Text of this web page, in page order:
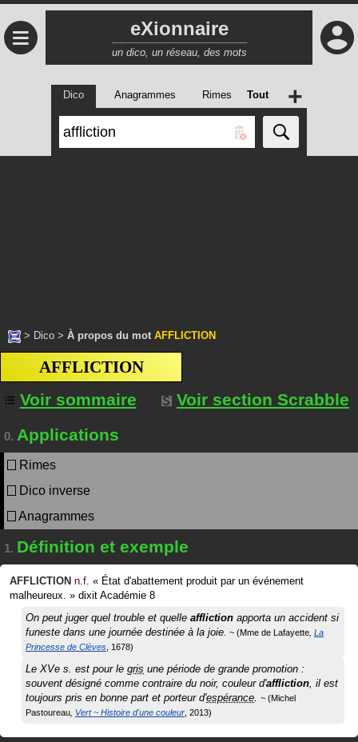
≡ eXionnaire
un dico, un réseau, des mots
Dico Anagrammes Rimes Tout +
> Dico > À propos du mot AFFLICTION
AFFLICTION
Voir sommaire
Voir section Scrabble
0. Applications
Rimes
Dico inverse
Anagrammes
1. Définition et exemple
AFFLICTION n.f. « État d'abattement produit par un événement
malheureux. » dixit Académie 8
On peut juger quel trouble et quelle affliction apporta un accident si
funeste dans une journée destinée à la joie.
Mme de Lafayette La
Princesse de Clèves 1678
Le XVe s. est pour le gris une période de grande promotion :
souvent désigné comme contraire du noir, couleur d'affliction, il est
toujours pris en bonne part et porteur d'espérance.
Michel
Pastoureau Vert ~ Histoire d'une couleur 2013